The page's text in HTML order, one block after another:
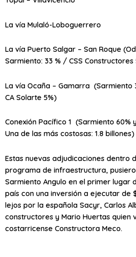
La vía Mulaló-Loboguerrero
La vía Puerto Salgar – San Roque
Sarmiento: 33 % / CSS Constructores
La vía Ocaña – Gamarra
CA Solarte 5%)
Conexión Pacífico 1 (Sarmiento 60%
Una de las más costosas: 1.8 billones)
Estas nuevas adjudicaciones dentro
programa de infraestructura,
Sarmiento Angulo en el primer lugar
país con una inversión a ejecutar de
lejos por la española Sacyr, Carlos
constructores y Mario Huertas quien
costarricense Constructora Meco.